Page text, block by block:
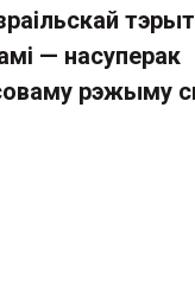
— насуперак
рэжыму